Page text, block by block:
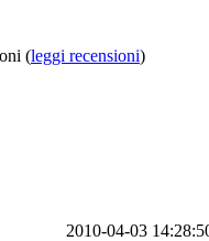
(leggi recensioni)
2010-04-03